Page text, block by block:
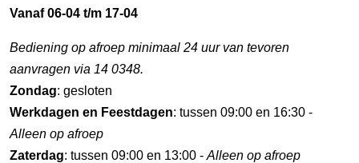
Vanaf 06-04 t/m 17-04
Bediening op afroep minimaal 24 uur van tevoren
aanvragen via 14 0348.
Zondag: gesloten
Werkdagen en Feestdagen: tussen 09:00 en 16:30 -
Alleen op afroep
Zaterdag: tussen 09:00 en 13:00 - Alleen op afroep